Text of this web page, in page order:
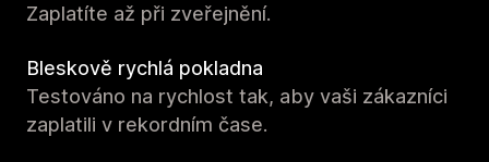
Zaplatíte až při zveřejnění.
Bleskově rychlá pokladna
Testováno na rychlost tak, aby vaši zákazníci
zaplatili v rekordním čase.